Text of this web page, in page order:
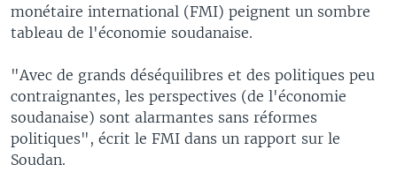
monétaire international (FMI) peignent un sombre
tableau de l'économie soudanaise.
"Avec de grands déséquilibres et des politiques peu
contraignantes, les perspectives (de l'économie
soudanaise) sont alarmantes sans réformes
politiques", écrit le FMI dans un rapport sur le
Soudan.